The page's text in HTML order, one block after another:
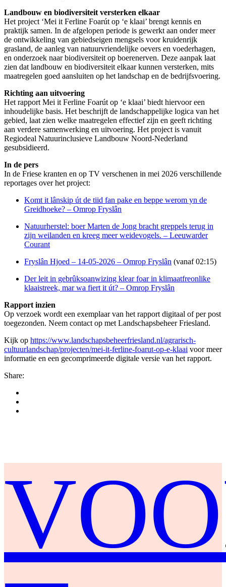
Landbouw en biodiversiteit versterken elkaar
Het project ‘Mei it Ferline Foarút op ‘e klaai’ brengt kennis en
praktijk samen. In de afgelopen periode is gewerkt aan onder meer
de ontwikkeling van gebiedseigen mengsels voor kruidenrijk
grasland, de aanleg van natuurvriendelijke oevers en voederhagen,
en onderzoek naar biodiversiteit op boerenerven. Deze aanpak laat
zien dat landbouw en biodiversiteit elkaar kunnen versterken, mits
maatregelen goed aansluiten op het landschap en de bedrijfsvoering.
Richting aan uitvoering
Het rapport Mei it Ferline Foarút op ‘e klaai’ biedt hiervoor een
inhoudelijke basis. Het beschrijft de landschappelijke logica van het
gebied, laat zien welke maatregelen effectief zijn en geeft richting
aan verdere samenwerking en uitvoering. Het project is vanuit
Regiodeal Natuurinclusieve Landbouw Noord-Nederland
gesubsidieerd.
In de pers
In de Friese kranten en op TV verschenen in mei 2026 verschillende
reportages over het project:
Komt it lânskip út de tiid fan pake en beppe werom yn de
Greidhoeke? – Omrop Fryslân
Natuurherstel: boer Marten de Jong bracht greppels terug in
zijn weilanden en kreeg meer weidevogels. – Leeuwarder
Courant
Fryslân Hjoed – 14-05-2026 – Omrop Fryslân (vanaf 02:15)
Der leit in gebrûksoanwizing klear foar in klimaatfreonlike
klaaistreek, mar wa fiert it út? – Omrop Fryslân
Rapport inzien
Op verzoek wordt een exemplaar van het rapport digitaal of per post
toegezonden. Neem contact op met Landschapsbeheer Friesland.
Kijk op https://www.landschapsbeheerfriesland.nl/agrarisch-
cultuurlandschap/projecten/mei-it-ferline-foarut-op-e-klaai voor meer
informatie en een gecomprimeerde digitale versie van het rapport.
Share: